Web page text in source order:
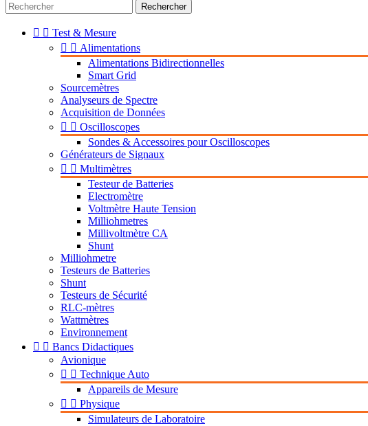
Rechercher
  Test & Mesure
  Alimentations
Alimentations Bidirectionnelles
Smart Grid
Sourcemètres
Analyseurs de Spectre
Acquisition de Données
  Oscilloscopes
Sondes & Accessoires pour Oscilloscopes
Générateurs de Signaux
  Multimètres
Testeur de Batteries
Electromètre
Voltmètre Haute Tension
Milliohmetres
Millivoltmètre CA
Shunt
Milliohmetre
Testeurs de Batteries
Shunt
Testeurs de Sécurité
RLC-mètres
Wattmètres
Environnement
  Bancs Didactiques
Avionique
  Technique Auto
Appareils de Mesure
  Physique
Simulateurs de Laboratoire